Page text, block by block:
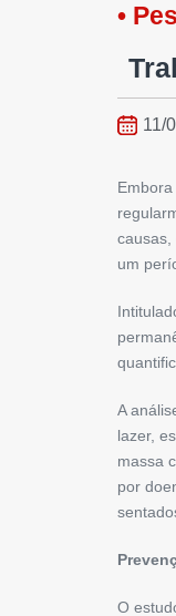
•
11/
causas,
um
A
lazer,
massa
por
O